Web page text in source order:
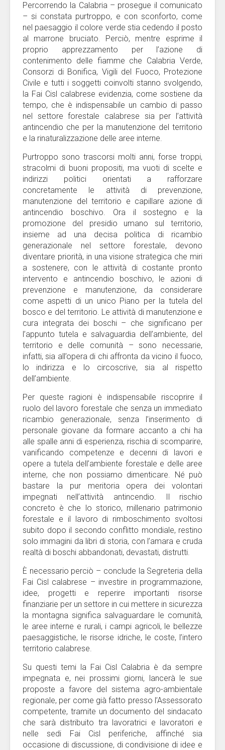
Percorrendo la Calabria – prosegue il comunicato
– si constata purtroppo, e con sconforto, come
nel paesaggio il colore verde stia cedendo il posto
al marrone bruciato. Perciò, mentre esprime il
proprio apprezzamento per l’azione di
contenimento delle fiamme che Calabria Verde,
Consorzi di Bonifica, Vigili del Fuoco, Protezione
Civile e tutti i soggetti coinvolti stanno svolgendo,
la Fai Cisl calabrese evidenzia, come sostiene da
tempo, che è indispensabile un cambio di passo
nel settore forestale calabrese sia per l’attività
antincendio che per la manutenzione del territorio
e la rinaturalizzazione delle aree interne.
Purtroppo sono trascorsi molti anni, forse troppi,
stracolmi di buoni propositi, ma vuoti di scelte e
indirizzi politici orientati a rafforzare
concretamente le attività di prevenzione,
manutenzione del territorio e capillare azione di
antincendio boschivo. Ora il sostegno e la
promozione del presidio umano sul territorio,
insieme ad una decisa politica di ricambio
generazionale nel settore forestale, devono
diventare priorità, in una visione strategica che miri
a sostenere, con le attività di costante pronto
intervento e antincendio boschivo, le azioni di
prevenzione e manutenzione, da considerare
come aspetti di un unico Piano per la tutela del
bosco e del territorio. Le attività di manutenzione e
cura integrata dei boschi – che significano per
l’appunto tutela e salvaguardia dell’ambiente, del
territorio e delle comunità – sono necessarie,
infatti, sia all’opera di chi affronta da vicino il fuoco,
lo indirizza e lo circoscrive, sia al rispetto
dell’ambiente.
Per queste ragioni è indispensabile riscoprire il
ruolo del lavoro forestale che senza un immediato
ricambio generazionale, senza l’inserimento di
personale giovane da formare accanto a chi ha
alle spalle anni di esperienza, rischia di scomparire,
vanificando competenze e decenni di lavori e
opere a tutela dell’ambiente forestale e delle aree
interne, che non possiamo dimenticare. Né può
bastare la pur meritoria opera dei volontari
impegnati nell’attività antincendio. Il rischio
concreto è che lo storico, millenario patrimonio
forestale e il lavoro di rimboschimento svoltosi
subito dopo il secondo conflitto mondiale, restino
solo immagini da libri di storia, con l’amara e cruda
realtà di boschi abbandonati, devastati, distrutti.
È necessario perciò – conclude la Segreteria della
Fai Cisl calabrese – investire in programmazione,
idee, progetti e reperire importanti risorse
finanziarie per un settore in cui mettere in sicurezza
la montagna significa salvaguardare le comunità,
le aree interne e rurali, i campi agricoli, le bellezze
paesaggistiche, le risorse idriche, le coste, l’intero
territorio calabrese.
Su questi temi la Fai Cisl Calabria è da sempre
impegnata e, nei prossimi giorni, lancerà le sue
proposte a favore del sistema agro-ambientale
regionale, per come già fatto presso l’Assessorato
competente, tramite un documento del sindacato
che sarà distribuito tra lavoratrici e lavoratori e
nelle sedi Fai Cisl periferiche, affinché sia
occasione di discussione, di condivisione di idee e